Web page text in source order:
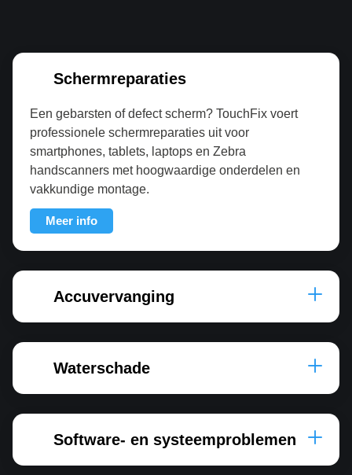
Schermreparaties
Een gebarsten of defect scherm? TouchFix voert
professionele schermreparaties uit voor
smartphones, tablets, laptops en Zebra
handscanners met hoogwaardige onderdelen en
vakkundige montage.
Meer info
Accuvervanging
Waterschade
Software- en systeemproblemen